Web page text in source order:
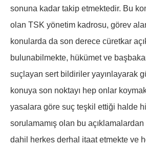
sonuna kadar takip etmektedir. Bu
olan TSK yönetim kadrosu, görev
konularda da son derece cüretkar
bulunabilmekte, hükümet ve
suçlayan sert bildiriler yayınlayarak
konuya son noktayı hep onlar
yasalara göre suç teşkil ettiği halde
sorulamamış olan bu
dahil herkes derhal itaat etmekte ve